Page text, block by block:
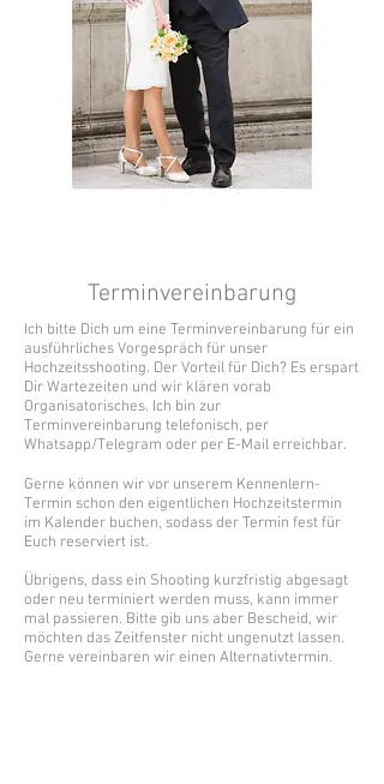
Terminvereinbarung
Ich bitte Dich um eine Terminvereinbarung für ein
ausführliches Vorgespräch für unser
Hochzeitsshooting. Der Vorteil für Dich? Es erspart
Dir Wartezeiten und wir klären vorab
Organisatorisches. Ich bin zur
Terminvereinbarung telefonisch, per
Whatsapp/Telegram oder per E-Mail erreichbar.
Gerne können wir vor unserem Kennenlern-
Termin schon den eigentlichen Hochzeitstermin
im Kalender buchen, sodass der Termin fest für
Euch reserviert ist.
Übrigens, dass ein Shooting kurzfristig abgesagt
oder neu terminiert werden muss, kann immer
mal passieren. Bitte gib uns aber Bescheid, wir
möchten das Zeitfenster nicht ungenutzt lassen.
Gerne vereinbaren wir einen Alternativtermin.